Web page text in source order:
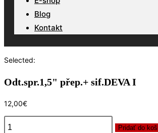
Blog
Kontakt
Selected:
Odt.spr.1,5" přep.+ sif.DEVA I
12,00€
Pridať do